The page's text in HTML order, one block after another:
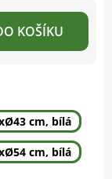
KOŠÍKU
cm, bílá
cm, bílá